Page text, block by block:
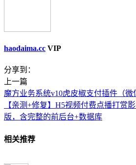
haodaima.cc VIP
分享到：
上一篇
魔方业务系统v10虎皮椒支付插件（微
【亲测+修复】H5视频付费点播打赏
版，含完整的前后台+数据库
相关推荐